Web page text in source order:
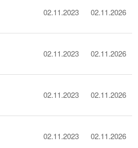
02.11.2023 02.11.2026
02.11.2023 02.11.2026
02.11.2023 02.11.2026
02.11.2023 02.11.2026